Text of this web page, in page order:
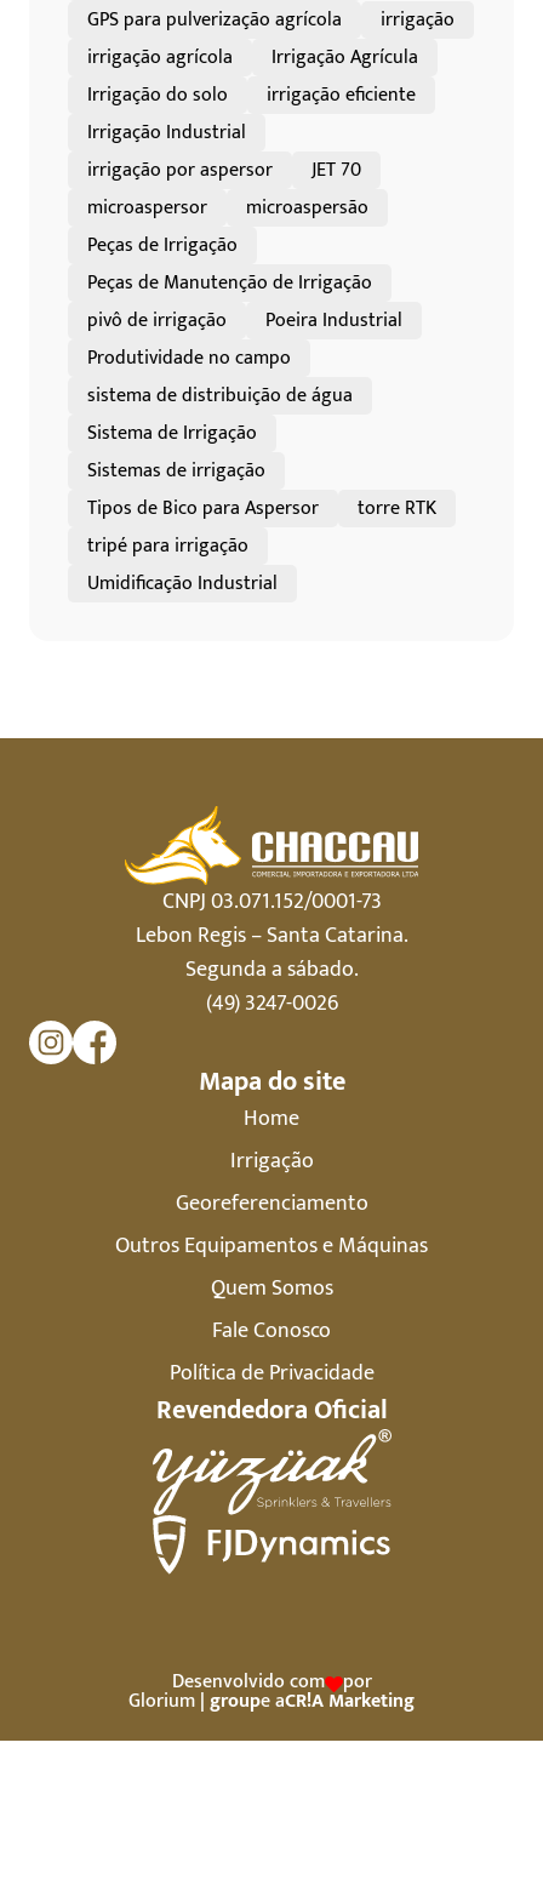
GPS para pulverização agrícola
irrigação
irrigação agrícola
Irrigação Agrícula
Irrigação do solo
irrigação eficiente
Irrigação Industrial
irrigação por aspersor
JET 70
microaspersor
microaspersão
Peças de Irrigação
Peças de Manutenção de Irrigação
pivô de irrigação
Poeira Industrial
Produtividade no campo
sistema de distribuição de água
Sistema de Irrigação
Sistemas de irrigação
Tipos de Bico para Aspersor
torre RTK
tripé para irrigação
Umidificação Industrial
CNPJ 03.071.152/0001-73
Lebon Regis – Santa Catarina.
Segunda a sábado.
(49) 3247-0026
Mapa do site
Home
Irrigação
Georeferenciamento
Outros Equipamentos e Máquinas
Quem Somos
Fale Conosco
Política de Privacidade
Revendedora Oficial
Desenvolvido com por
Glorium| groupe aCR!A Marketing